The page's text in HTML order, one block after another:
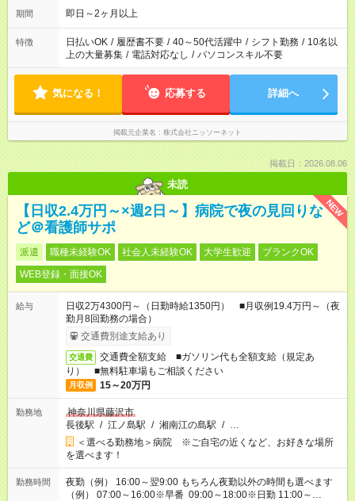
期間 即日～2ヶ月以上
特徴 日払いOK / 履歴書不要 / 40～50代活躍中 / シフト勤務 / 10名以
上の大量募集 / 電話対応なし / パソコンスキル不要
気になる！ 応募する 詳細へ
掲載元企業名 株式会社ニッソーネット
掲載日：2026.08.06
未読
NEW
【日収2.4万円～×週2日～】病院で夜の見回りな
ど＠看護師サポ
派遣 職種未経験OK 社会人未経験OK 大学生歓迎
ブランクOK
WEB登録・面接OK
給与
日収2万4300円～（日勤時給1350円） ■月収例19.4万円～（夜
勤月8回勤務の場合）
交通費別途支給あり
交通費
交通費全額支給 ■ガソリン代も全額支給（規定あ
り） ■無料駐車場もご相談ください
月収例 15～20万円
勤務地
神奈川県藤沢市
長後駅 / 江ノ島駅 / 湘南江の島駅 / …
＜選べる勤務地＞病院 ※ご自宅の近くなど、お好きな場所
を選べます！
勤務時間
夜勤（例） 16:00～翌9:00 もちろん夜勤以外の時間も選べます
（例） 07:00～16:00※早番 09:00～18:00※日勤 11:00～